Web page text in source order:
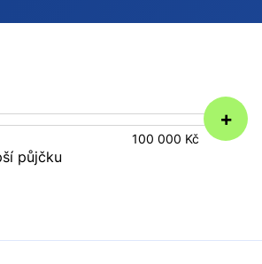
+
100 000 Kč
půjčku